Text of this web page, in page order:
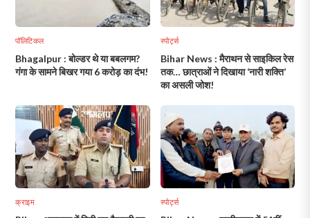
पॉलिटिकल
Bhagalpur : बोल्डर थे या बबलगम?
गंगा के सामने बिखर गया 6 करोड़ का दंभ!
स्पोर्ट्स
Bihar News : मैराथन से साइकिल रेस
तक… छात्राओं ने दिखाया ‘नारी शक्ति’
का असली जोश!
क्राइम स्पोर्ट्स